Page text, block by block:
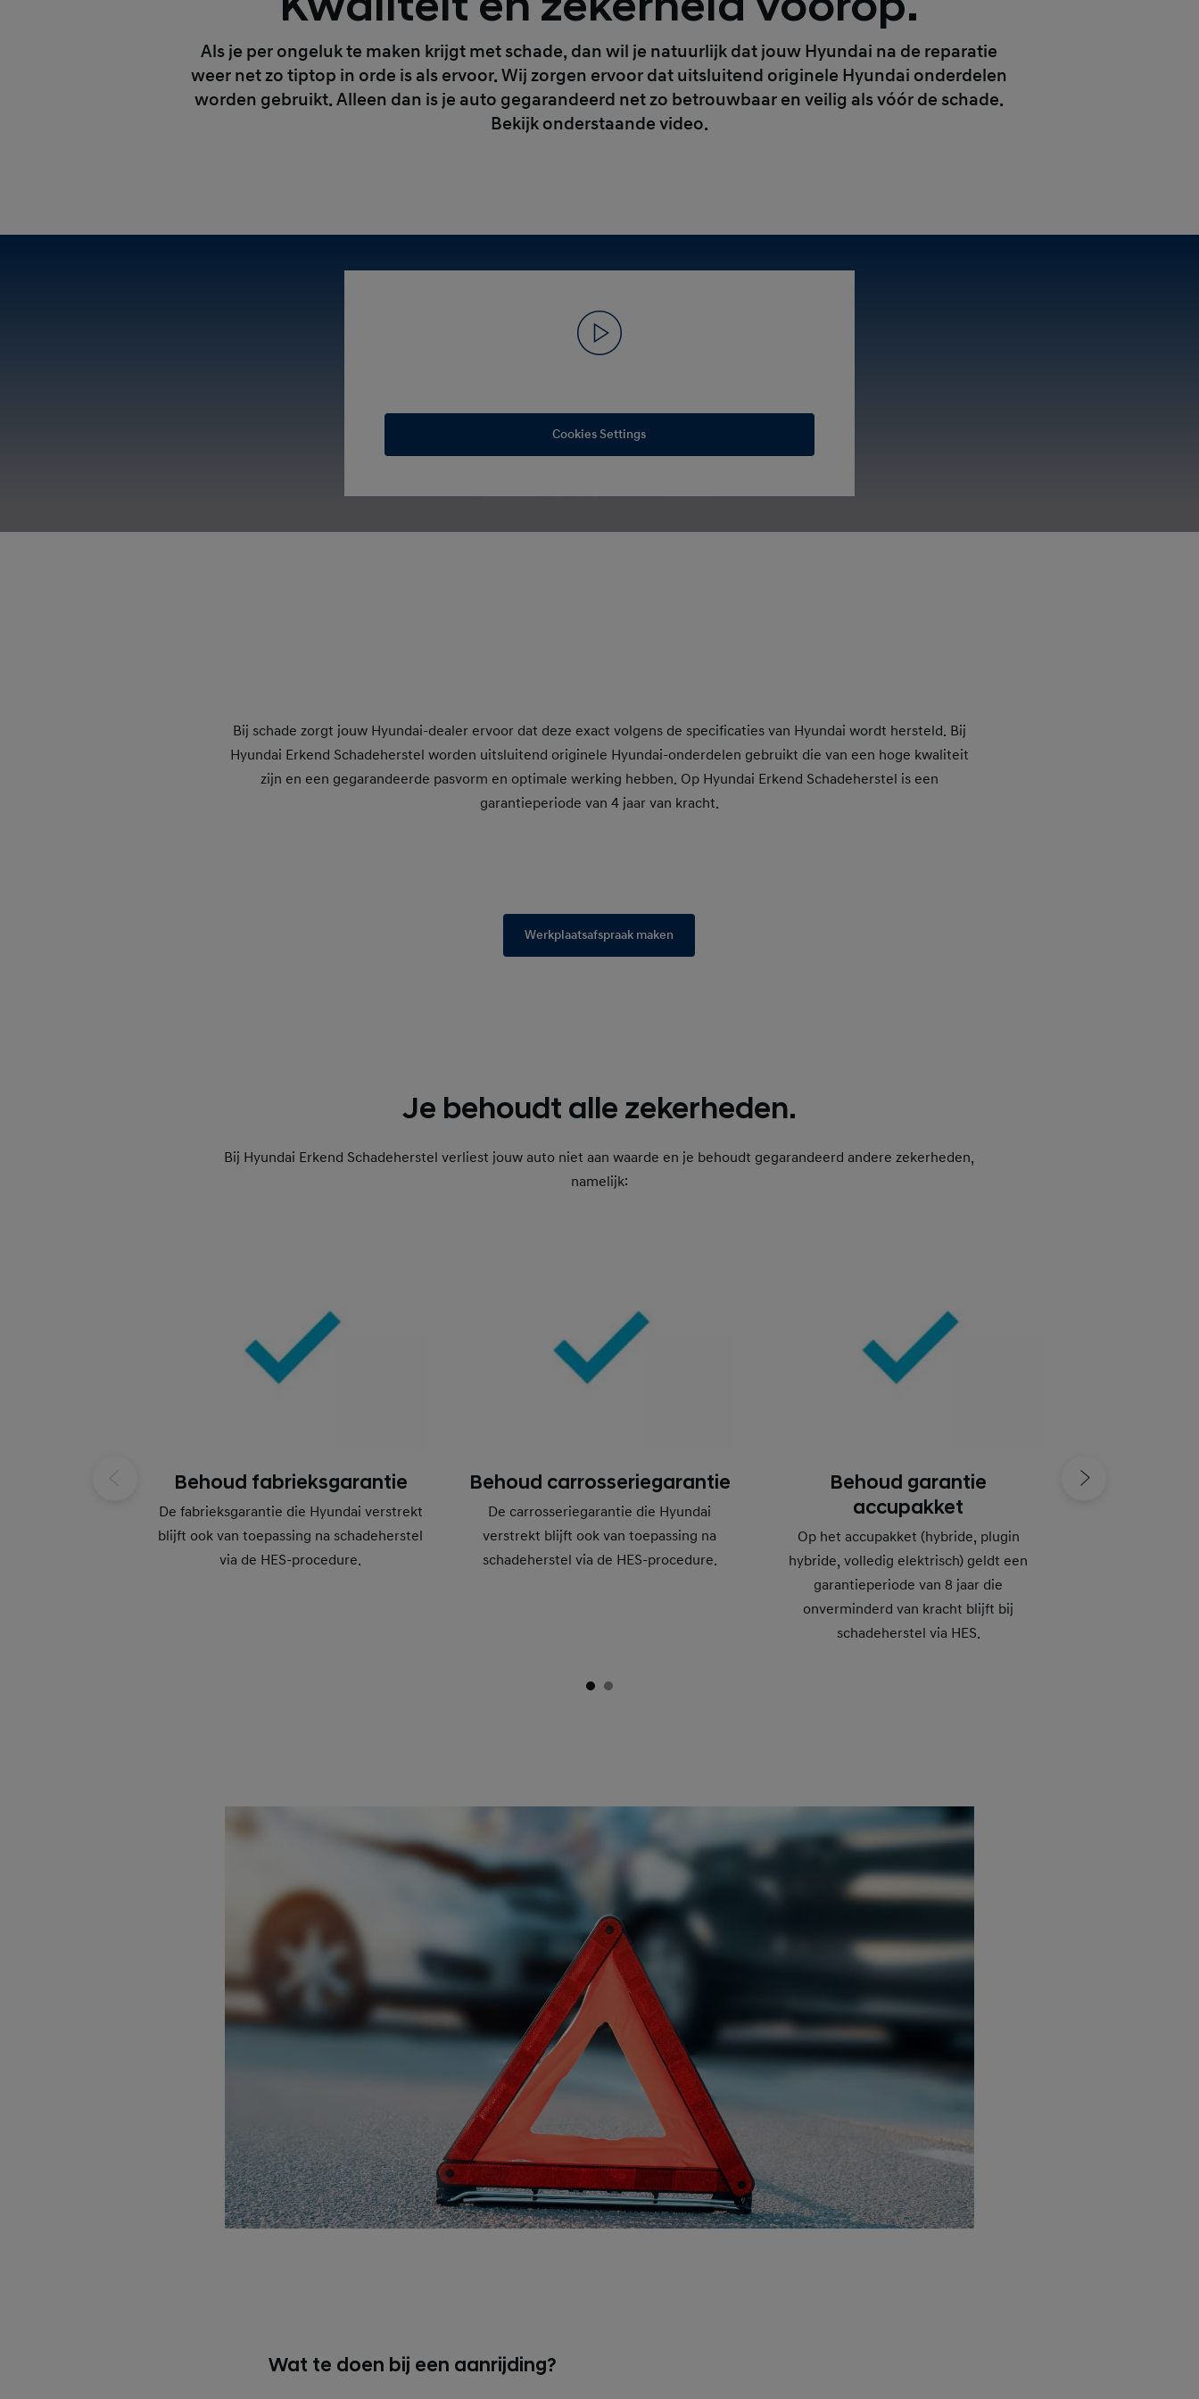
Als je per ongeluk te maken krijgt met schade, dan wil je natuurlijk dat jouw Hyundai na de reparatie
weer net zo tiptop in orde is als ervoor. Wij zorgen ervoor dat uitsluitend originele Hyundai onderdelen
worden gebruikt. Alleen dan is je auto gegarandeerd net zo betrouwbaar en veilig als vóór de schade.
Bekijk onderstaande video.
Cookies Settings
Bij schade zorgt jouw Hyundai-dealer ervoor dat deze exact volgens de specificaties van Hyundai wordt hersteld. Bij
Hyundai Erkend Schadeherstel worden uitsluitend originele Hyundai-onderdelen gebruikt die van een hoge kwaliteit
zijn en een gegarandeerde pasvorm en optimale werking hebben. Op Hyundai Erkend Schadeherstel is een
garantieperiode van 4 jaar van kracht.
Werkplaatsafspraak maken
Je behoudt alle zekerheden.
Bij Hyundai Erkend Schadeherstel verliest jouw auto niet aan waarde en je behoudt gegarandeerd andere zekerheden,
namelijk:
Behoud fabrieksgarantie
De fabrieksgarantie die Hyundai verstrekt
blijft ook van toepassing na schadeherstel
via de HES-procedure.
Behoud carrosseriegarantie
De carrosseriegarantie die Hyundai
verstrekt blijft ook van toepassing na
schadeherstel via de HES-procedure.
Behoud garantie
accupakket
Op het accupakket (hybride, plugin
hybride, volledig elektrisch) geldt een
garantieperiode van 8 jaar die
onverminderd van kracht blijft bij
schadeherstel via HES.
Behoud
Wat te doen bij een aanrijding?